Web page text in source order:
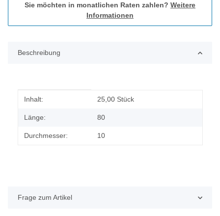
Sie möchten in monatlichen Raten zahlen? Weitere
Informationen
Beschreibung
Produkteigenschaft
Wert
Inhalt: 25,00 Stück
Länge: 80
Durchmesser: 10
Frage zum Artikel